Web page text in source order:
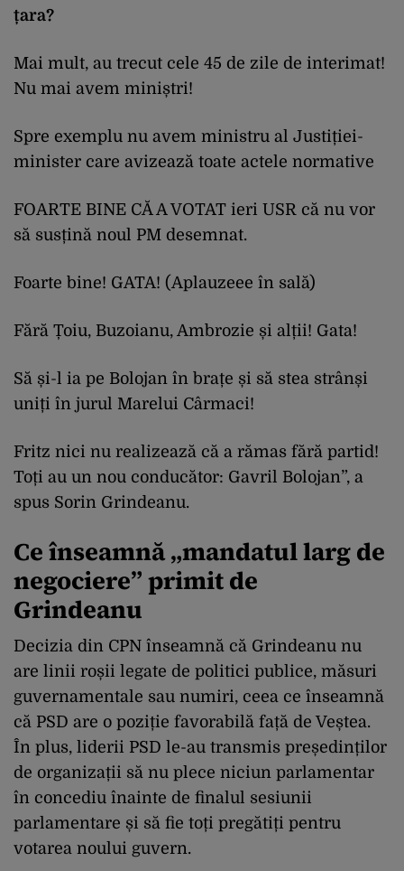
țara?
Mai mult, au trecut cele 45 de zile de interimat!
Nu mai avem miniștri!
Spre exemplu nu avem ministru al Justiției-
minister care avizează toate actele normative
FOARTE BINE CĂ A VOTAT ieri USR că nu vor
să susțină noul PM desemnat.
Foarte bine! GATA! (Aplauzeee în sală)
Fără Țoiu, Buzoianu, Ambrozie și alții! Gata!
Să și-l ia pe Bolojan în brațe și să stea strânși
uniți în jurul Marelui Cârmaci!
Fritz nici nu realizează că a rămas fără partid!
Toți au un nou conducător: Gavril Bolojan”, a
spus Sorin Grindeanu.
Ce înseamnă „mandatul larg de
negociere” primit de
Grindeanu
Decizia din CPN înseamnă că Grindeanu nu
are linii roșii legate de politici publice, măsuri
guvernamentale sau numiri, ceea ce înseamnă
că PSD are o poziție favorabilă față de Veștea.
În plus, liderii PSD le-au transmis președinților
de organizații să nu plece niciun parlamentar
în concediu înainte de finalul sesiunii
parlamentare și să fie toți pregătiți pentru
votarea noului guvern.